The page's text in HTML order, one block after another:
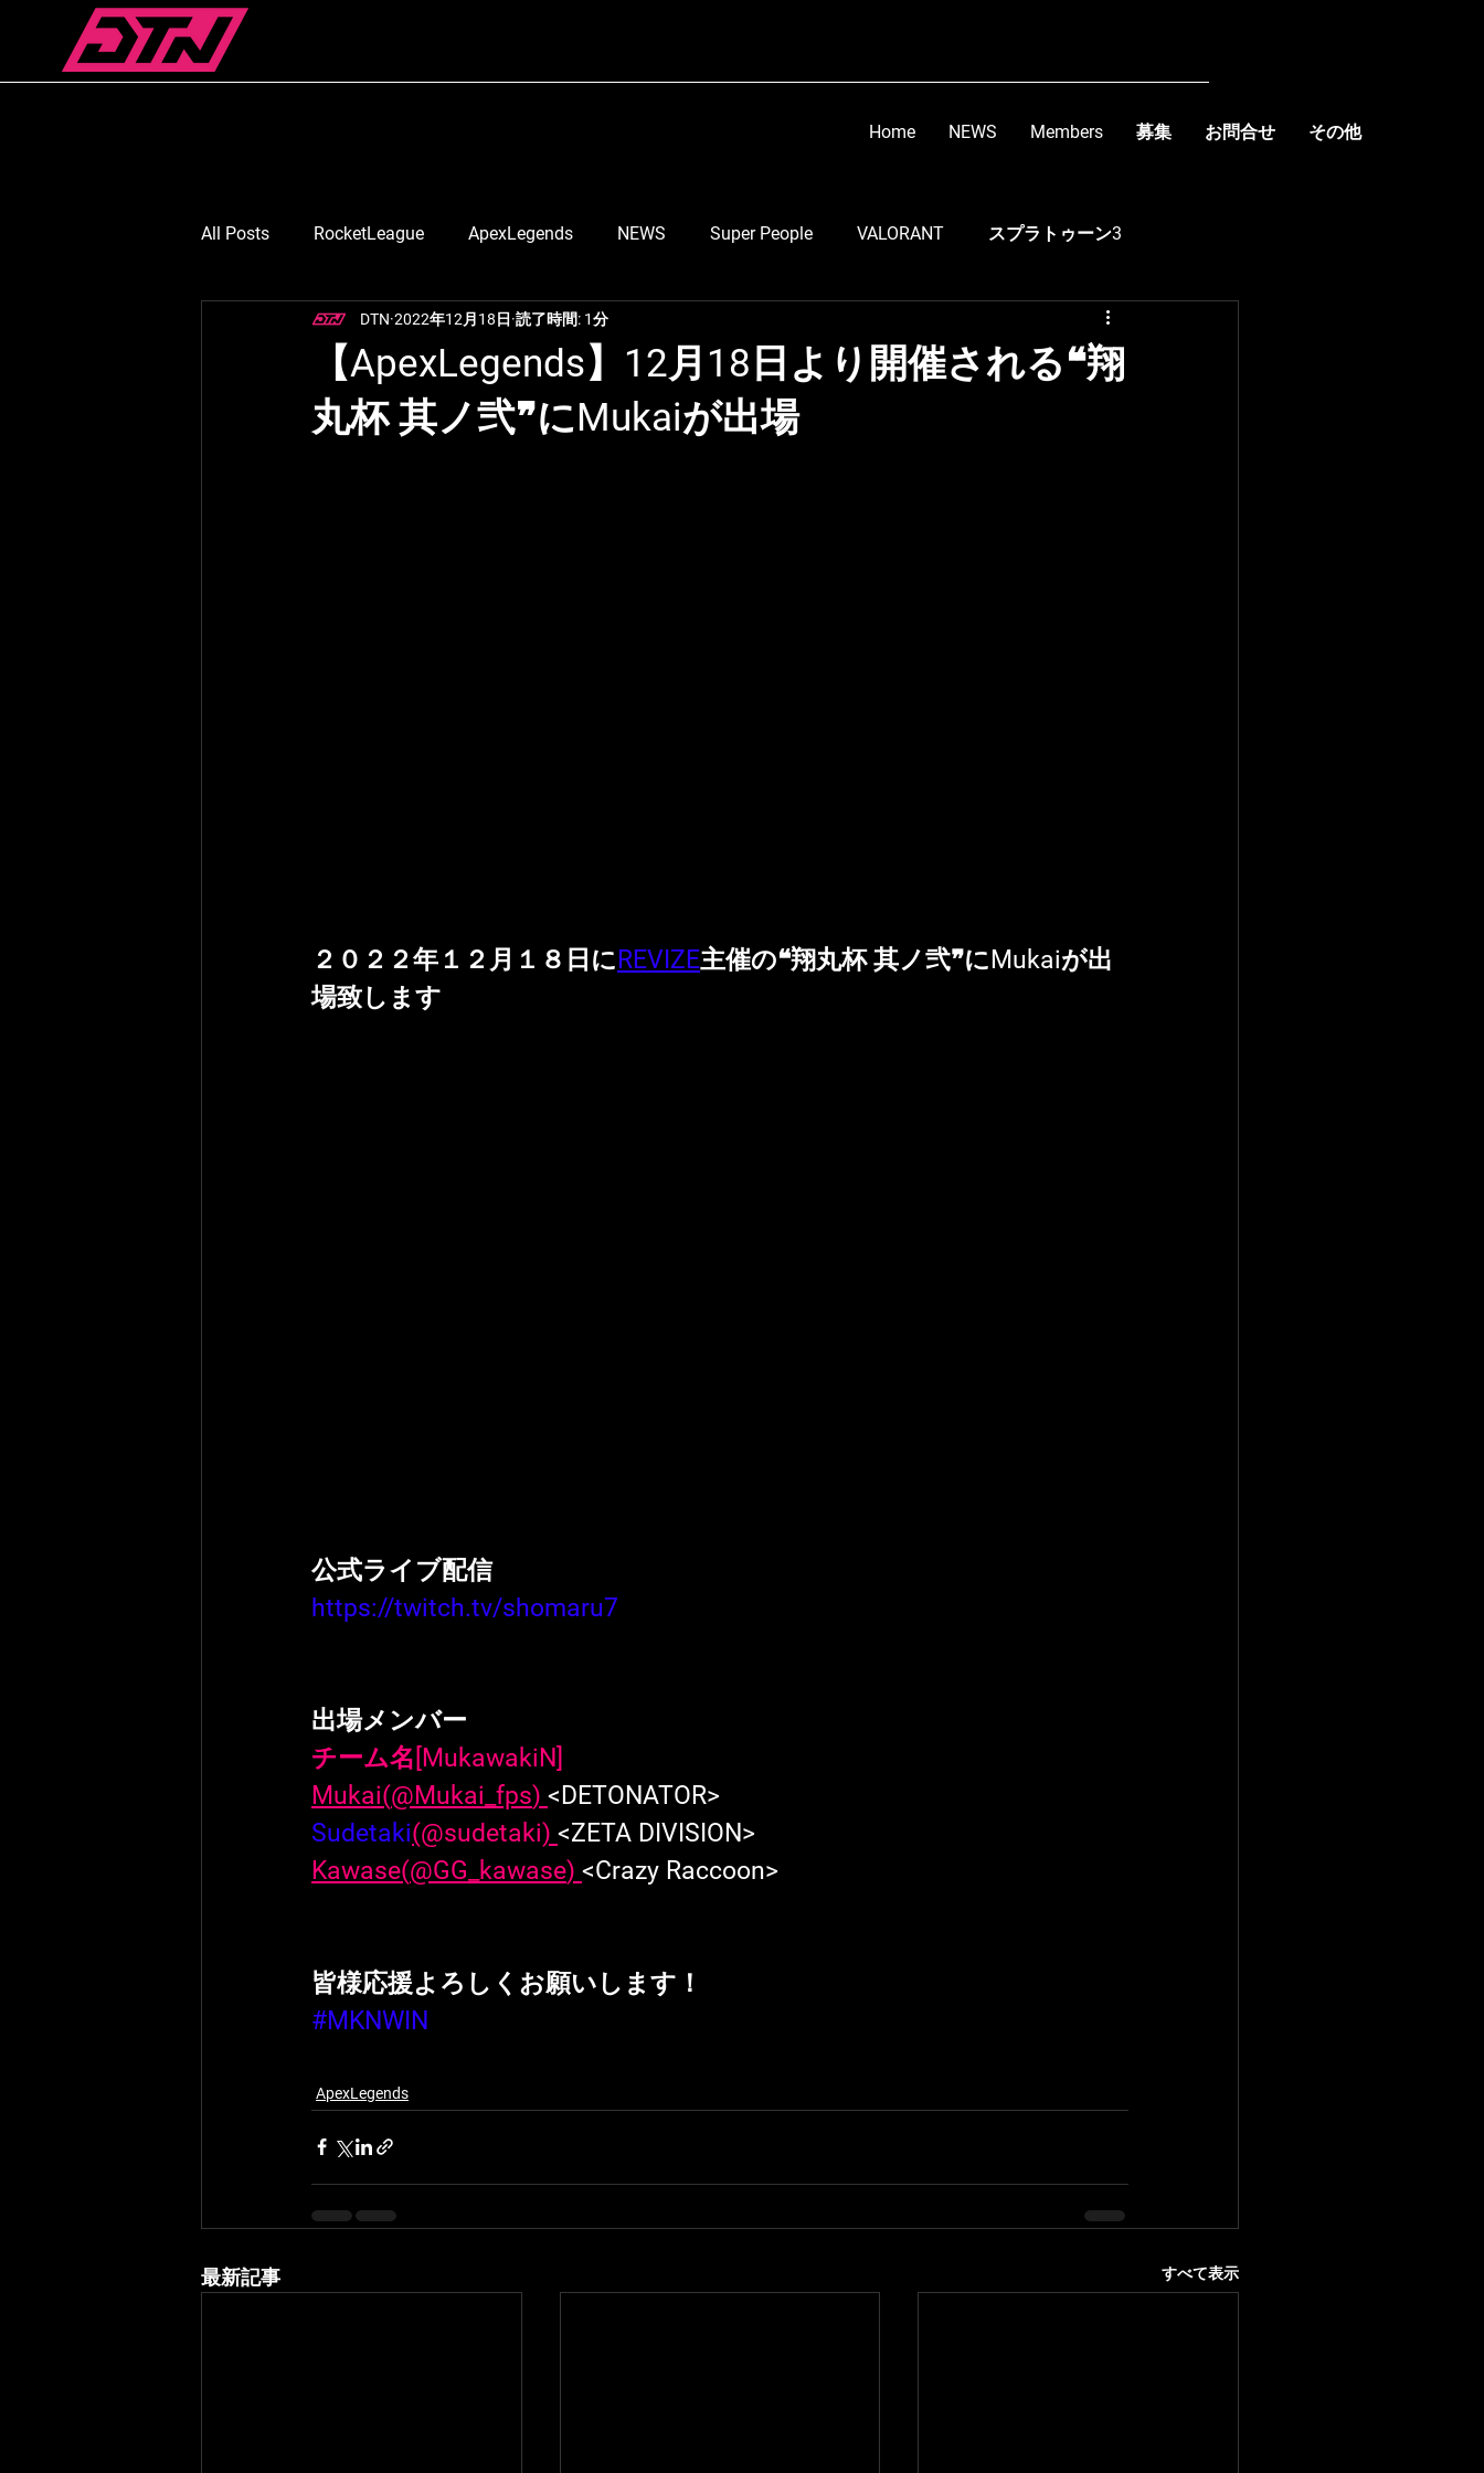
Home NEWS Members 募集 お問合せ その他
All Posts RocketLeague ApexLegends NEWS Super People VALORANT スプラトゥーン3
スマブラ Suruga Monkey 顔芸 らい子
七浬憂/ななりうい 月島ごう LEIA スマブラ部門 ちくのぼ
【ApexLegends】12月18日より開催される❝翔
丸杯 其ノ弐❞にMukaiが出場
DTN 2022年12月18日 読了時間: 1分
２０２２年１２月１８日に REVIZE主催の❝翔丸杯 其ノ弐❞にMukaiが出
場致します
公式ライブ配信
https://twitch.tv/shomaru7
出場メンバー
チーム名[MukawakiN]
Mukai(@Mukai_fps) <DETONATOR>
Sudetaki(@sudetaki) <ZETA DIVISION>
Kawase(@GG_kawase) <Crazy Raccoon>
皆様応援よろしくお願いします！
#MKNWIN
ApexLegends
最新記事 すべて表示